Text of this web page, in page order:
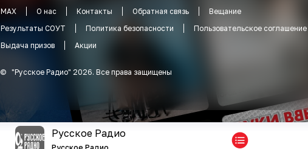
MAX
О нас Контакты Обратная связь
Вещание
Результаты СОУТ
Политика безопасности
Пользовательское соглашение
Выдача призов
Акции
© "Русское Радио" 2026. Все права защищены
Русское Радио